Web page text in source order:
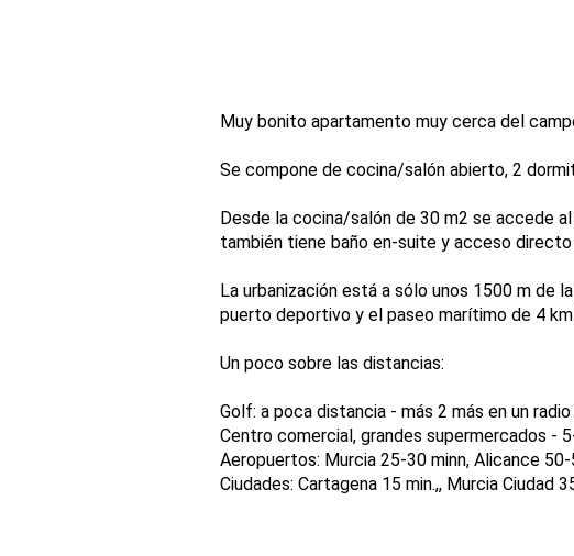
Muy bonito apartamento muy cerca del
Se compone de cocina/salón abierto, 2
Desde la cocina/salón de 30 m2 se accede
también tiene baño en-suite y acceso directo
La urbanización está a sólo unos 1500 m de
puerto deportivo y el paseo marítimo de 4
Un poco sobre las distancias:
Golf: a poca distancia - más 2 más en un
Centro comercial, grandes supermercados -
Aeropuertos: Murcia 25-30 minn, Alicance 50-
Ciudades: Cartagena 15 min.,, Murcia Ciudad